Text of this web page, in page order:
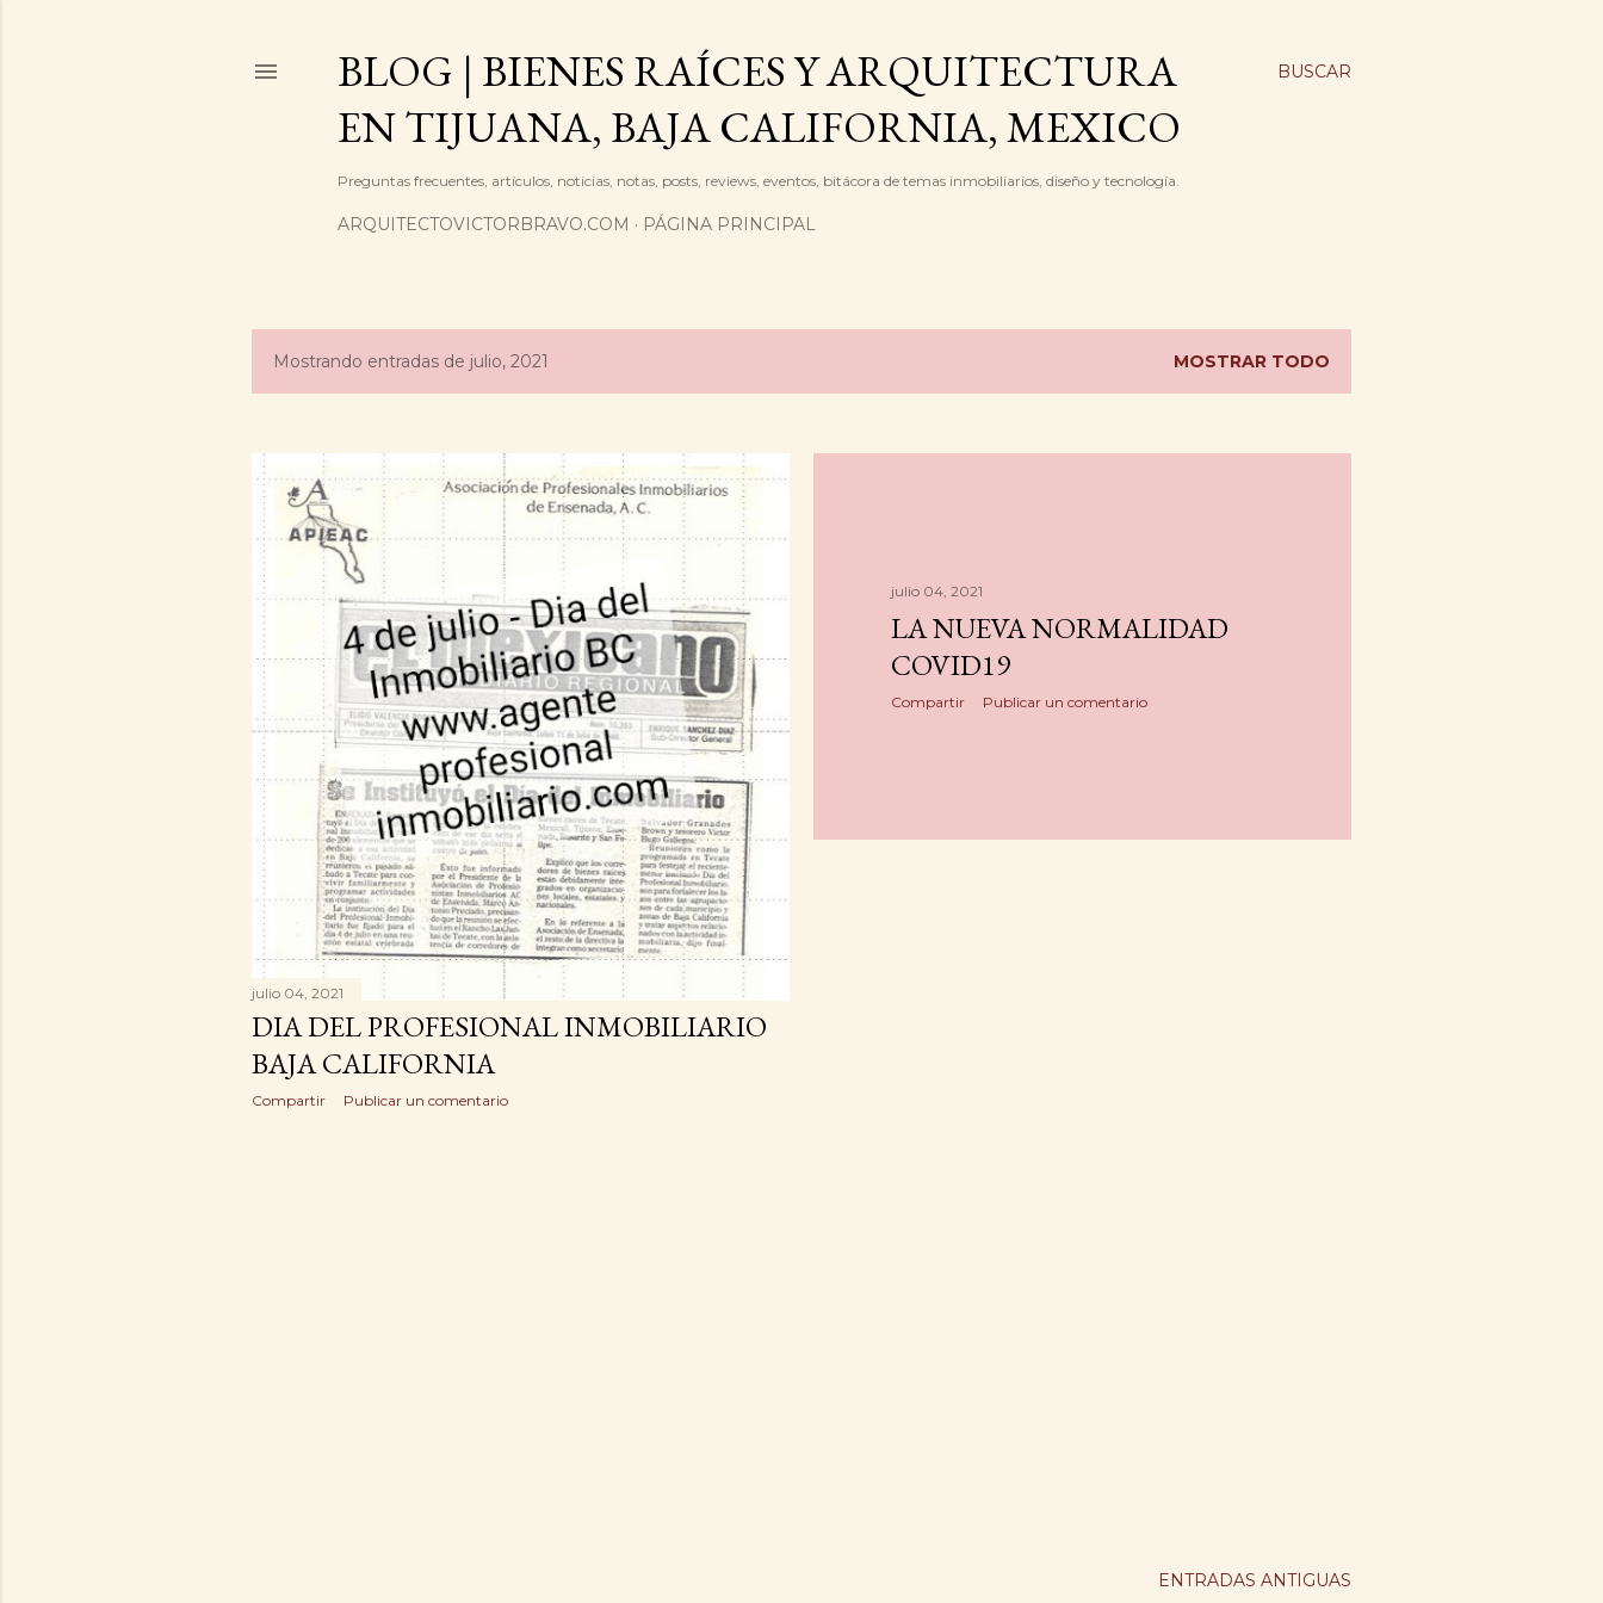
BUSCAR
BLOG | BIENES RAÍCES Y ARQUITECTURA
EN TIJUANA, BAJA CALIFORNIA, MEXICO
Preguntas frecuentes, artículos, noticias, notas, posts, reviews, eventos, bitácora de temas inmobiliarios, diseño y tecnología.
ARQUITECTOVICTORBRAVO.COM PÁGINA PRINCIPAL
E
t
r
a
d
a
s
Mostrando entradas de julio, 2021 MOSTRAR TODO
julio 04, 2021
DIA DEL PROFESIONAL INMOBILIARIO
BAJA CALIFORNIA
Compartir Publicar un comentario
julio 04, 2021
LA NUEVA NORMALIDAD
COVID19
Compartir Publicar un comentario
ENTRADAS ANTIGUAS